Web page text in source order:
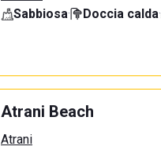
Sabbiosa· Doccia calda·
Atrani Beach
Atrani